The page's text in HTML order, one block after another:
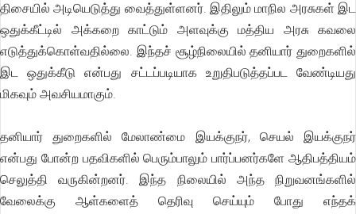
திசையில் அடியெடுத்து வைத்துள்ளனர். இதிலும் மாநில அரசுகள் இட
ஒதுக்கீட்டில் அக்கறை காட்டும் அளவுக்கு மத்திய அரசு கவலை
எடுத்துக்கொள்வதில்லை. இந்தச் சூழ்நிலையில் தனியார் துறைகளில்
இட ஒதுக்கீடு என்பது சட்டப்படியாக உறுதிபடுத்தப்பட வேண்டியது
மிகவும் அவசியமாகும்.
தனியார் துறைகளில் மேலாண்மை இயக்குநர், செயல் இயக்குநர்
என்பது போன்ற பதவிகளில் பெரும்பாலும் பார்ப்பனர்களே ஆதிபத்தியம்
செலுத்தி வருகின்றனர். இந்த நிலையில் அந்த நிறுவனங்களில்
வேலைக்கு ஆள்களைத் தெரிவு செய்யும் போது எந்தக்